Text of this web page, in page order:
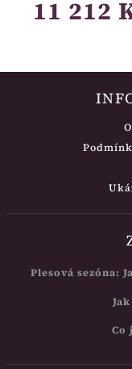
11 212
Plesová sezóna:
Co